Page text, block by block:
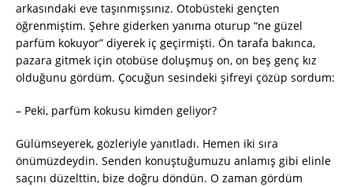
arkasındaki eve taşınmışsınız. Otobüsteki gençten
öğrenmiştim. Şehre giderken yanıma oturup “ne güzel
parfüm kokuyor” diyerek iç geçirmişti. Ön tarafa bakınca,
pazara gitmek için otobüse doluşmuş on, on beş genç kız
olduğunu gördüm. Çocuğun sesindeki şifreyi çözüp sordum:
– Peki, parfüm kokusu kimden geliyor?
Gülümseyerek, gözleriyle yanıtladı. Hemen iki sıra
önümüzdeydin. Senden konuştuğumuzu anlamış gibi elinle
saçını düzelttin, bize doğru döndün. O zaman gördüm